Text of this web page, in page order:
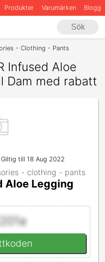
Produkter Varumärken Blogg
Sök
- Clothing - Pants
Infused Aloe
Dam med rabatt
Giltig till 18 Aug 2022
- clothing - pants
Aloe Legging